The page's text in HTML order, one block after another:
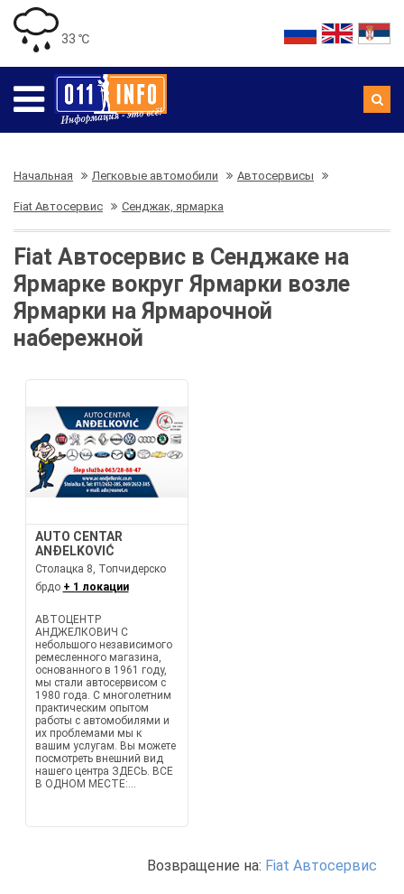
33 ℃
Начальная Легковые автомобили Автосервисы
Fiat Автосервис Сенджак, ярмарка
Fiat Автосервис в Сенджаке на
Ярмарке вокруг Ярмарки возле
Ярмарки на Ярмарочной
набережной
AUTO CENTAR
ANĐELKOVIĆ
Столацка 8, Топчидерско
брдо + 1 локации
АВТОЦЕНТР
АНДЖЕЛКОВИЧ С
небольшого независимого
ремесленного магазина,
основанного в 1961 году,
мы стали автосервисом с
1980 года. С многолетним
практическим опытом
работы с автомобилями и
их проблемами мы к
вашим услугам. Вы можете
посмотреть внешний вид
нашего центра ЗДЕСЬ. ВСЕ
В ОДНОМ МЕСТЕ:...
Возвращение на: Fiat Автосервис